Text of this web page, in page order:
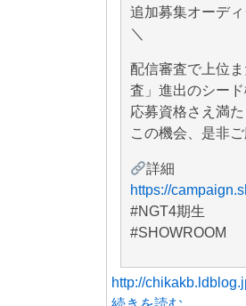
追加募集オーデ
＼
配信審査で上位
査」進出のシー
応募資格さえ満
この機会、是非
詳細
https://
#NGT4期生
#SHOWROOM
http://